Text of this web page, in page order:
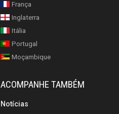
França
Inglaterra
Itália
Portugal
Moçambique
ACOMPANHE TAMBÉM
Notícias